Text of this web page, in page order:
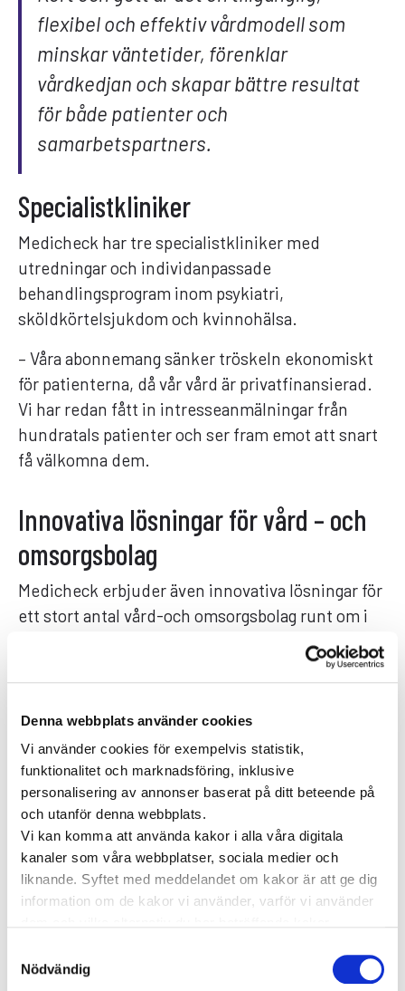
Denna webbplats använder cookies
Vi använder cookies för exempelvis statistik,
funktionalitet och marknadsföring, inklusive
personalisering av annonser baserat på ditt beteende på
och utanför denna webbplats.
Vi kan komma att använda kakor i alla våra digitala
kanaler som våra webbplatser, sociala medier och
liknande. Syftet med meddelandet om kakor är att ge dig
information om de kakor vi använder, varför vi använder
vi behandlar personuppgifter i vår
Integritetspolicy
Nödvändig
flexibel och effektiv vårdmodell som
minskar väntetider, förenklar
vårdkedjan och skapar bättre resultat
för både patienter och
samarbetspartners.
Specialistkliniker
Medicheck har tre specialistkliniker med
utredningar och individanpassade
behandlingsprogram inom psykiatri,
sköldkörtelsjukdom och kvinnohälsa.
– Våra abonnemang sänker tröskeln ekonomiskt
för patienterna, då vår vård är privatfinansierad.
Vi har redan fått in intresseanmälningar från
hundratals patienter och ser fram emot att snart
få välkomna dem.
Innovativa lösningar för vård – och
omsorgsbolag
Medicheck erbjuder även innovativa lösningar för
ett stort antal vård-och omsorgsbolag runt om i
– Vi samarbetar med bolag som behöver
HVB-hem för barn och unga. Där genomför vi
bland annat digitala psykiatrironder tillsammans
med sjuksköterskor eller annan stödpersonal på
boendet samt NPF-utredningar. Det är en
uppskattad tjänst som samtidigt bidrar till stora
kostnadsbesparingar, särskilt på boenden som
ligger geografiskt avlägset.
det känns tryggare och de känner sig mindre